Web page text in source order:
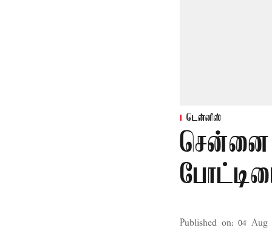
டென்னிஸ்
Published on: 04 Aug